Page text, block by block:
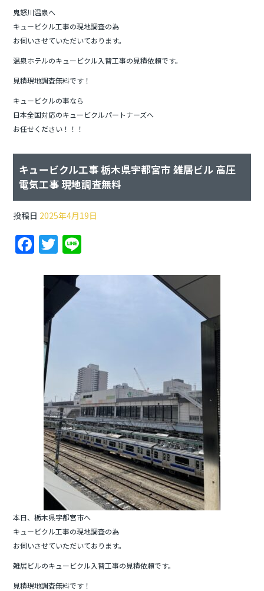
鬼怒川温泉へ
キュービクル工事の現地調査の為
お伺いさせていただいております。
温泉ホテルのキュービクル入替工事の見積依頼です。
見積現地調査無料です！
キュービクルの事なら
日本全国対応のキュービクルパートナーズへ
お任せください！！！
キュービクル工事 栃木県宇都宮市 雑居ビル 高圧
電気工事 現地調査無料
投稿日 2025年4月19日
F
a
c
b
o
o
k
T
w
itt
er
e
本日、栃木県宇都宮市へ
キュービクル工事の現地調査の為
お伺いさせていただいております。
雑居ビルのキュービクル入替工事の見積依頼です。
見積現地調査無料です！